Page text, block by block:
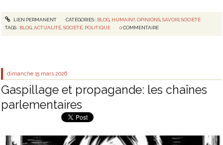
LIEN PERMANENT CATÉGORIES : BLOG, HUMAIN?, OPINIONS, SAVOIR, SOCIÉTÉ
TAGS : BLOG ,ACTUALITÉ ,SOCIÉTÉ POLITIQUE 0 COMMENTAIRE
dimanche 15 mars 2026
Gaspillage et propagande: les chaînes
parlementaires